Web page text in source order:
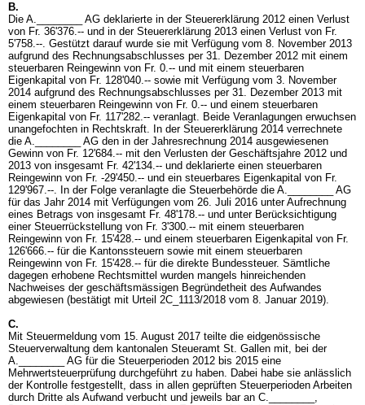
B.
Die A.________ AG deklarierte in der Steuererklärung 2012 einen Verlust
von Fr. 36'376.-- und in der Steuererklärung 2013 einen Verlust von Fr.
5'758.--. Gestützt darauf wurde sie mit Verfügung vom 8. November 2013
aufgrund des Rechnungsabschlusses per 31. Dezember 2012 mit einem
steuerbaren Reingewinn von Fr. 0.-- und mit einem steuerbaren
Eigenkapital von Fr. 128'040.-- sowie mit Verfügung vom 3. November
2014 aufgrund des Rechnungsabschlusses per 31. Dezember 2013 mit
einem steuerbaren Reingewinn von Fr. 0.-- und einem steuerbaren
Eigenkapital von Fr. 117'282.-- veranlagt. Beide Veranlagungen erwuchsen
unangefochten in Rechtskraft. In der Steuererklärung 2014 verrechnete
die A.________ AG den in der Jahresrechnung 2014 ausgewiesenen
Gewinn von Fr. 12'684.-- mit den Verlusten der Geschäftsjahre 2012 und
2013 von insgesamt Fr. 42'134.-- und deklarierte einen steuerbaren
Reingewinn von Fr. -29'450.-- und ein steuerbares Eigenkapital von Fr.
129'967.--. In der Folge veranlagte die Steuerbehörde die A.________ AG
für das Jahr 2014 mit Verfügungen vom 26. Juli 2016 unter Aufrechnung
eines Betrags von insgesamt Fr. 48'178.-- und unter Berücksichtigung
einer Steuerrückstellung von Fr. 3'300.-- mit einem steuerbaren
Reingewinn von Fr. 15'428.-- und einem steuerbaren Eigenkapital von Fr.
126'666.-- für die Kantonssteuern sowie mit einem steuerbaren
Reingewinn von Fr. 15'428.-- für die direkte Bundessteuer. Sämtliche
dagegen erhobene Rechtsmittel wurden mangels hinreichenden
Nachweises der geschäftsmässigen Begründetheit des Aufwandes
abgewiesen (bestätigt mit Urteil 2C_1113/2018 vom 8. Januar 2019).
C.
Mit Steuermeldung vom 15. August 2017 teilte die eidgenössische
Steuerverwaltung dem kantonalen Steueramt St. Gallen mit, bei der
A.________ AG für die Steuerperioden 2012 bis 2015 eine
Mehrwertsteuerprüfung durchgeführt zu haben. Dabei habe sie anlässlich
der Kontrolle festgestellt, dass in allen geprüften Steuerperioden Arbeiten
durch Dritte als Aufwand verbucht und jeweils bar an C.________,